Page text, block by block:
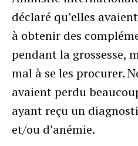
déclaré qu’elles
à obtenir des
pendant la grossesse,
mal à se les procurer.
avaient perdu
ayant reçu un
et/ou d’anémie.